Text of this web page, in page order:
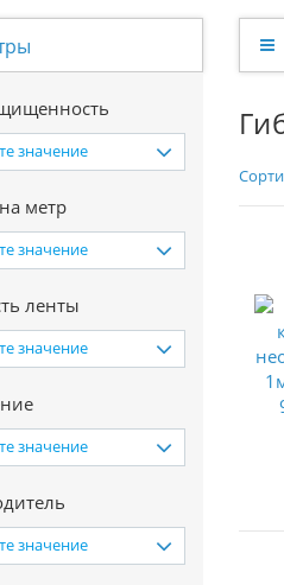
значение
метр
значение
ленты
значение
значение
значение